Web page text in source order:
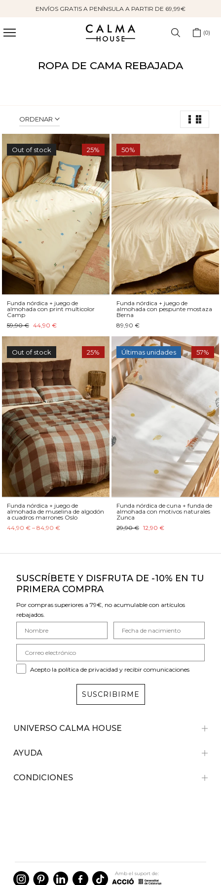
contenido
ENVÍOS GRATIS A PENÍNSULA A PARTIR DE 69,99€
0
ROPA DE CAMA REBAJADA
ORDENAR
Out of stock 25%
Funda nórdica + juego de
almohada con print multicolor
Camp
59,90 € 44,90 €
50%
Funda nórdica + juego de
almohada con pespunte mostaza
Berna
89,90 €
Out of stock 25%
Funda nórdica + juego de
almohada de muselina de algodón
a cuadros marrones Oslo
44,90 € – 84,90 €
Últimas unidades 57%
Funda nórdica de cuna + funda de
almohada con motivos naturales
Zunca
29,90 € 12,90 €
SUSCRÍBETE Y DISFRUTA DE -10% EN TU
PRIMERA COMPRA
Por compras superiores a 79€, no acumulable con artículos
rebajados.
Acepto la política de privacidad y recibir comunicaciones
SUSCRIBIRME
UNIVERSO CALMA HOUSE
AYUDA
CONDICIONES
Amb el suport de: